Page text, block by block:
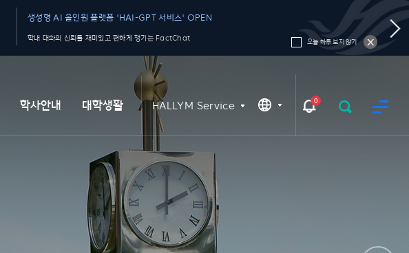
생성형 AI 올인원 플랫폼 'HAI-GPT 서비스' OPEN
학내 대화의 신뢰를 재미있고 편하게 챙기는 FactChat 오늘 하루 보지 않기
학사안내 대학생활 HALLYM Service 0